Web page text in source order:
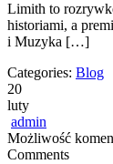
Limith to
historiami, a
i Muzyka […]
Categories: Blog
20
luty
admin
Możliwość
Comments